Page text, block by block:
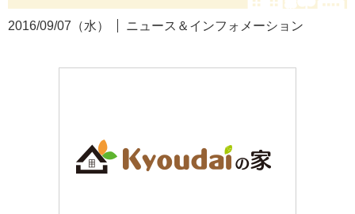
2016/09/07（水） ニュース＆インフォメーション